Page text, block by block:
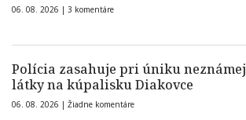
06. 08. 2026 | 3 komentáre
Polícia zasahuje pri úniku neznámej
látky na kúpalisku Diakovce
06. 08. 2026 | Žiadne komentáre